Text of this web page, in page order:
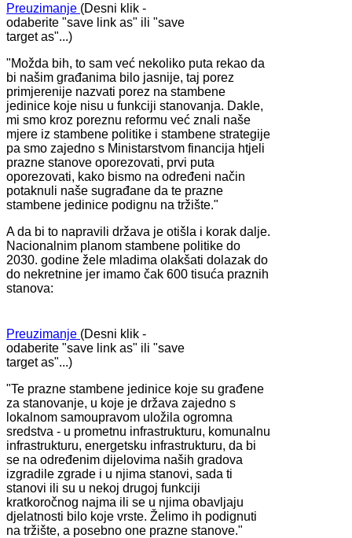
Preuzimanje (Desni klik -
odaberite "save link as" ili "save
target as"...)
"Možda bih, to sam već nekoliko puta rekao da
bi našim građanima bilo jasnije, taj porez
primjerenije nazvati porez na stambene
jedinice koje nisu u funkciji stanovanja. Dakle,
mi smo kroz poreznu reformu već znali naše
mjere iz stambene politike i stambene strategije
pa smo zajedno s Ministarstvom financija htjeli
prazne stanove oporezovati, prvi puta
oporezovati, kako bismo na određeni način
potaknuli naše sugrađane da te prazne
stambene jedinice podignu na tržište."
A da bi to napravili država je otišla i korak dalje.
Nacionalnim planom stambene politike do
2030. godine žele mladima olakšati dolazak do
do nekretnine jer imamo čak 600 tisuća praznih
stanova:
Preuzimanje (Desni klik -
odaberite "save link as" ili "save
target as"...)
"Te prazne stambene jedinice koje su građene
za stanovanje, u koje je država zajedno s
lokalnom samoupravom uložila ogromna
sredstva - u prometnu infrastrukturu, komunalnu
infrastrukturu, energetsku infrastrukturu, da bi
se na određenim dijelovima naših gradova
izgradile zgrade i u njima stanovi, sada ti
stanovi ili su u nekoj drugoj funkciji
kratkoročnog najma ili se u njima obavljaju
djelatnosti bilo koje vrste. Želimo ih podignuti
na tržište, a posebno one prazne stanove."